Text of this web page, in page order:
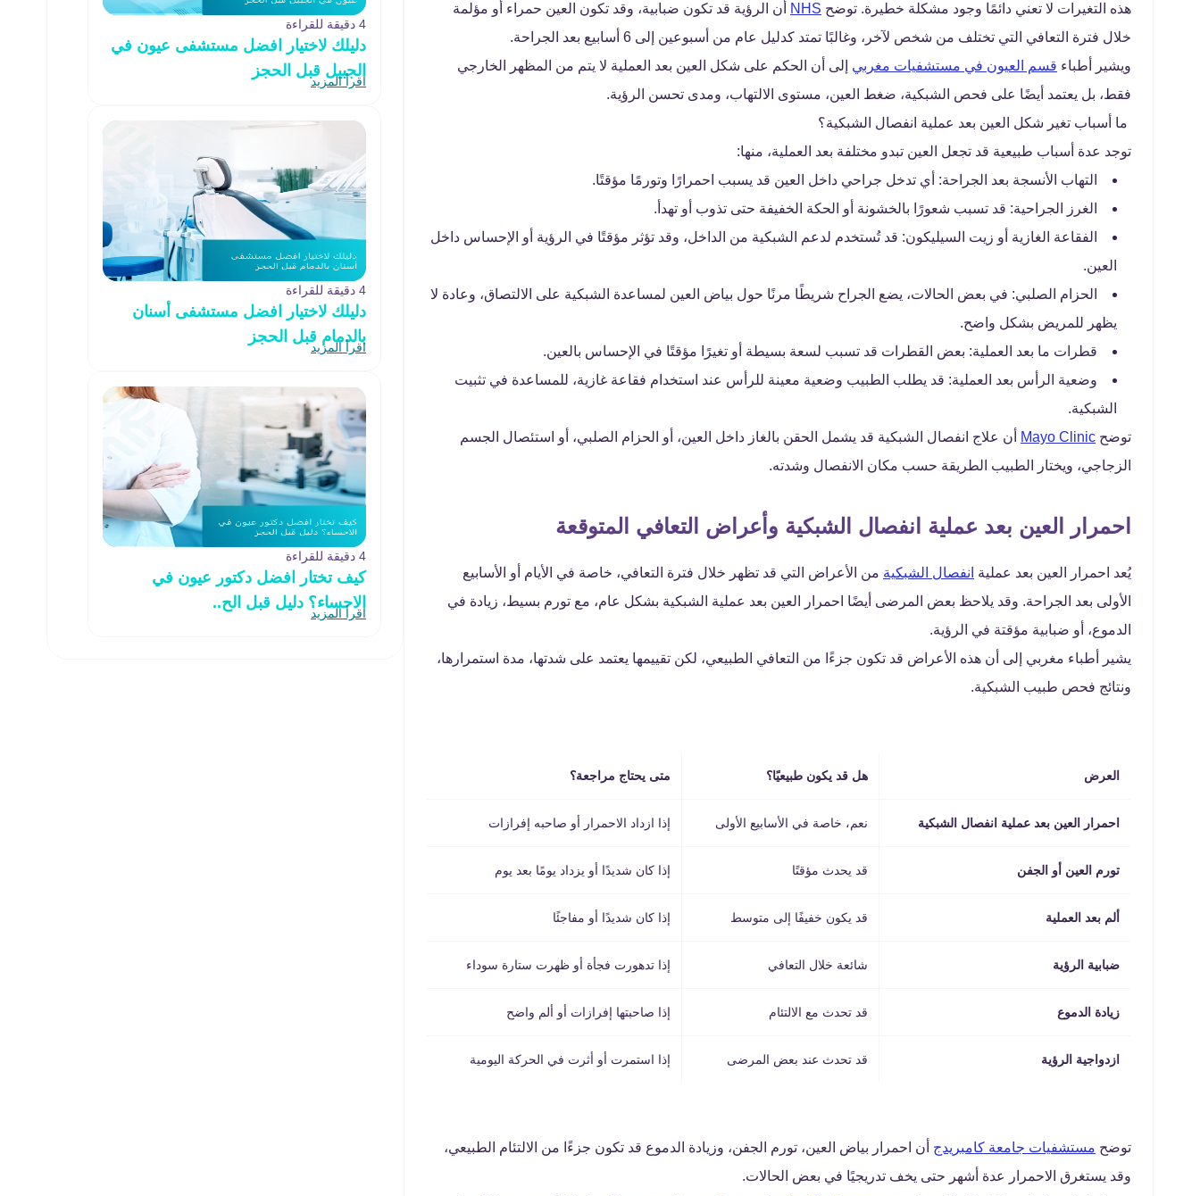
هذه التغيرات لا تعني دائمًا وجود مشكلة خطيرة. توضح NHS
أن الرؤية قد تكون ضبابية، وقد تكون العين حمراء أو مؤلمة
خلال فترة التعافي التي تختلف من شخص لآخر، وغالبًا تمتد كدليل عام من أسبوعين إلى 6 أسابيع بعد الجراحة.
ويشير أطباء قسم العيون في مستشفيات مغربي إلى أن الحكم على شكل العين بعد العملية لا يتم من المظهر الخارجي
فقط، بل يعتمد أيضًا على فحص الشبكية، ضغط العين، مستوى الالتهاب، ومدى تحسن الرؤية.
ما أسباب تغير شكل العين بعد عملية انفصال الشبكية؟
توجد عدة أسباب طبيعية قد تجعل العين تبدو مختلفة بعد العملية، منها:
التهاب الأنسجة بعد الجراحة: أي تدخل جراحي داخل العين قد يسبب احمرارًا وتورمًا مؤقتًا.
الغرز الجراحية: قد تسبب شعورًا بالخشونة أو الحكة الخفيفة حتى تذوب أو تهدأ.
الفقاعة الغازية أو زيت السيليكون: قد تُستخدم لدعم الشبكية من الداخل، وقد تؤثر مؤقتًا في الرؤية أو الإحساس داخل
العين.
الحزام الصلبي: في بعض الحالات، يضع الجراح شريطًا مرنًا حول بياض العين لمساعدة الشبكية على الالتصاق، وعادة لا
يظهر للمريض بشكل واضح.
قطرات ما بعد العملية: بعض القطرات قد تسبب لسعة بسيطة أو تغيرًا مؤقتًا في الإحساس بالعين.
وضعية الرأس بعد العملية: قد يطلب الطبيب وضعية معينة للرأس عند استخدام فقاعة غازية، للمساعدة في تثبيت
الشبكية.
توضح Mayo Clinic
أن علاج انفصال الشبكية قد يشمل الحقن بالغاز داخل العين، أو الحزام الصلبي، أو استئصال الجسم
الزجاجي، ويختار الطبيب الطريقة حسب مكان الانفصال وشدته.
احمرار العين بعد عملية انفصال الشبكية وأعراض التعافي المتوقعة
يُعد احمرار العين بعد عملية انفصال الشبكية من الأعراض التي قد تظهر خلال فترة التعافي، خاصة في الأيام أو الأسابيع
الأولى بعد الجراحة. وقد يلاحظ بعض المرضى أيضًا احمرار العين بعد عملية الشبكية بشكل عام، مع تورم بسيط، زيادة في
الدموع، أو ضبابية مؤقتة في الرؤية.
يشير أطباء مغربي إلى أن هذه الأعراض قد تكون جزءًا من التعافي الطبيعي، لكن تقييمها يعتمد على شدتها، مدة استمرارها،
ونتائج فحص طبيب الشبكية.
العرض هل قد يكون طبيعيًا؟ متى يحتاج مراجعة؟
احمرار العين بعد عملية انفصال الشبكية نعم، خاصة في الأسابيع الأولى إذا ازداد الاحمرار أو صاحبه إفرازات
تورم العين أو الجفن قد يحدث مؤقتًا إذا كان شديدًا أو يزداد يومًا بعد يوم
ألم بعد العملية قد يكون خفيفًا إلى متوسط إذا كان شديدًا أو مفاجئًا
ضبابية الرؤية شائعة خلال التعافي إذا تدهورت فجأة أو ظهرت ستارة سوداء
زيادة الدموع قد تحدث مع الالتئام إذا صاحبتها إفرازات أو ألم واضح
ازدواجية الرؤية قد تحدث عند بعض المرضى إذا استمرت أو أثرت في الحركة اليومية
توضح مستشفيات جامعة كامبريدج أن احمرار بياض العين، تورم الجفن، وزيادة الدموع قد تكون جزءًا من الالتئام الطبيعي،
وقد يستغرق الاحمرار عدة أشهر حتى يخف تدريجيًا في بعض الحالات.
4 دقيقة للقراءة
دليلك لاختيار افضل مستشفى عيون في
الجبيل قبل الحجز
اقرأ المزيد
4 دقيقة للقراءة
دليلك لاختيار افضل مستشفى أسنان
بالدمام قبل الحجز
اقرأ المزيد
4 دقيقة للقراءة
كيف تختار افضل دكتور عيون في
الاحساء؟ دليل قبل الح..
اقرأ المزيد